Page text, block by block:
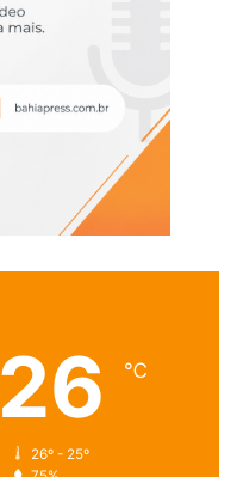
26 ℃
26º - 25º